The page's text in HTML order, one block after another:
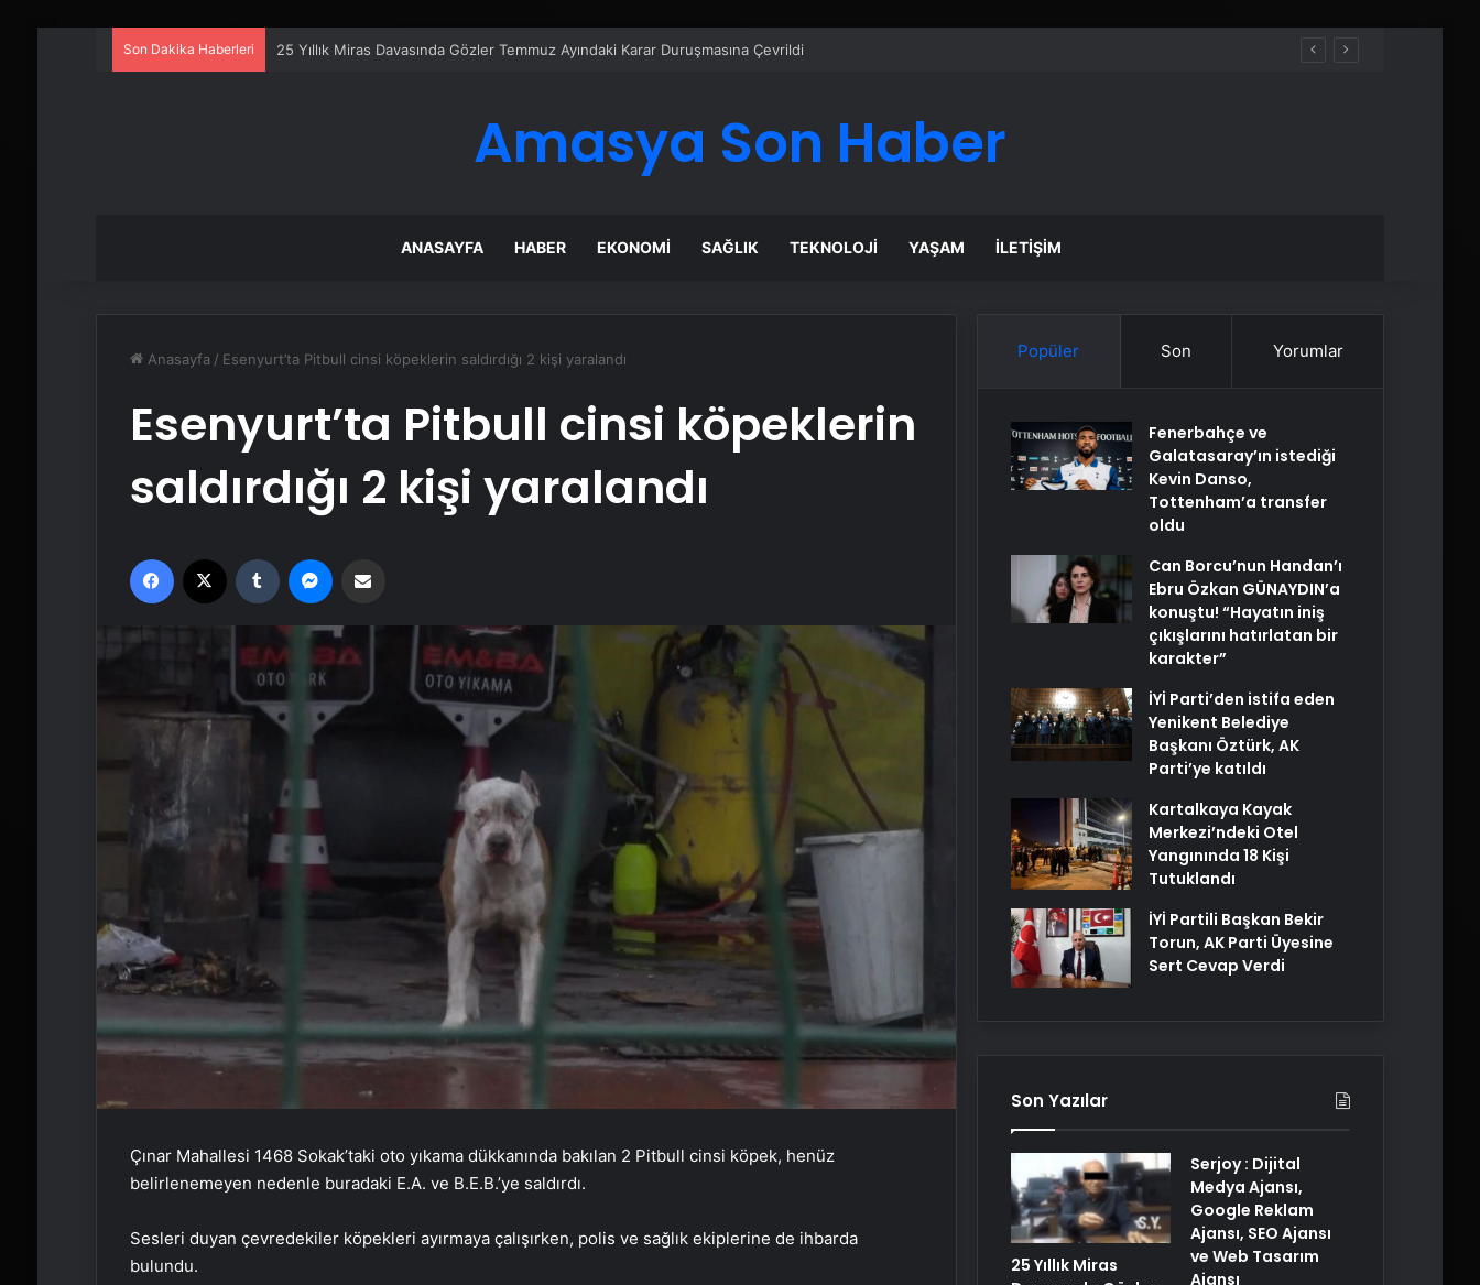
Son Dakika Haberleri 25 Yıllık Miras Davasında Gözler Temmuz Ayındaki Karar Duruşmasına Çevrildi
Amasya Son Haber
ANASAYFA HABER EKONOMI SAĞLIK TEKNOLOJI YAŞAM İLETIŞIM
Anasayfa / Esenyurt’ta Pitbull cinsi köpeklerin saldırdığı 2 kişi yaralandı
Esenyurt’ta Pitbull cinsi köpeklerin
saldırdığı 2 kişi yaralandı
Facebook Tumblr
Çınar Mahallesi 1468 Sokak’taki oto yıkama dükkanında bakılan 2 Pitbull cinsi köpek, henüz
belirlenemeyen nedenle buradaki E.A. ve B.E.B.’ye saldırdı.
Sesleri duyan çevredekiler köpekleri ayırmaya çalışırken, polis ve sağlık ekiplerine de ihbarda
bulundu.
Popüler Son Yorumlar
Fenerbahçe ve
Galatasaray’ın istediği
Kevin Danso,
Tottenham’a transfer
oldu
Can Borcu’nun Handan’ı
Ebru Özkan GÜNAYDIN’a
konuştu! “Hayatın iniş
çıkışlarını hatırlatan bir
karakter”
İYİ Parti’den istifa eden
Yenikent Belediye
Başkanı Öztürk, AK
Parti’ye katıldı
Kartalkaya Kayak
Merkezi’ndeki Otel
Yangınında 18 Kişi
Tutuklandı
İYİ Partili Başkan Bekir
Torun, AK Parti Üyesine
Sert Cevap Verdi
Son Yazılar
25 Yıllık Miras
Serjoy : Dijital
Medya Ajansı,
Google Reklam
Ajansı, SEO Ajansı
ve Web Tasarım
Ajansı